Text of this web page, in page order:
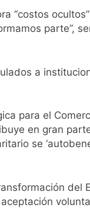
frío con
la difusión de
Facundo
de girar el
“costos
parte”,
a
para el
en gran
se
del